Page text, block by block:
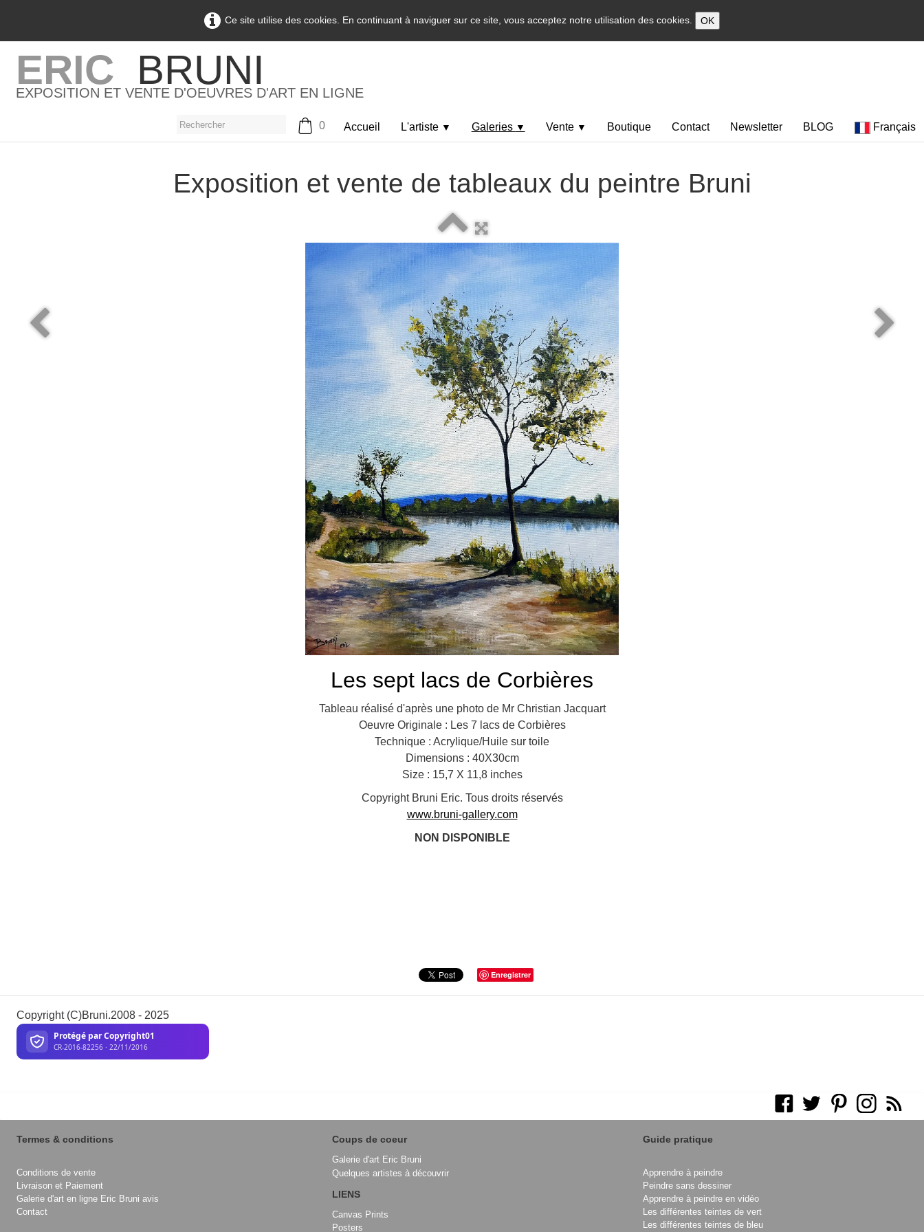
Ce site utilise des cookies. En continuant à naviguer sur ce site, vous acceptez notre utilisation des cookies. OK
ERIC BRUNI
EXPOSITION ET VENTE D'OEUVRES D'ART EN LIGNE
0 Accueil L'artiste ▼ Galeries ▼ Vente ▼ Boutique Contact Newsletter BLOG Français
Exposition et vente de tableaux du peintre Bruni
Les sept lacs de Corbières
Tableau réalisé d'après une photo de Mr Christian Jacquart
Oeuvre Originale : Les 7 lacs de Corbières
Technique : Acrylique/Huile sur toile
Dimensions : 40X30cm
Size : 15,7 X 11,8 inches
Copyright Bruni Eric. Tous droits réservés
www.bruni-gallery.com
NON DISPONIBLE
Enregistrer
Copyright (C)Bruni.2008 - 2025
Termes & conditions
Conditions de vente
Livraison et Paiement
Galerie d'art en ligne Eric Bruni avis
Contact
Coups de coeur
Galerie d'art Eric Bruni
Quelques artistes à découvrir
LIENS
Canvas Prints
Posters
Guide pratique
Apprendre à peindre
Peindre sans dessiner
Apprendre à peindre en vidéo
Les différentes teintes de vert
Les différentes teintes de bleu